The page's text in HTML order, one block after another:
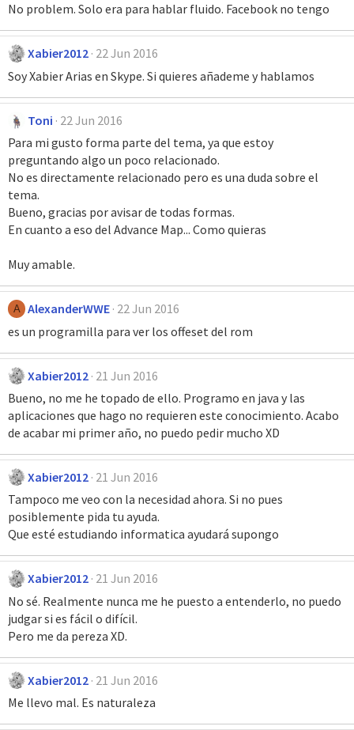
No problem. Solo era para hablar fluido. Facebook no tengo
Xabier2012 22 Jun 2016
Soy Xabier Arias en Skype. Si quieres añademe y hablamos
Toni 22 Jun 2016
Para mi gusto forma parte del tema, ya que estoy
preguntando algo un poco relacionado.
No es directamente relacionado pero es una duda sobre el
tema.
Bueno, gracias por avisar de todas formas.
En cuanto a eso del Advance Map... Como quieras
Muy amable.
A AlexanderWWE 22 Jun 2016
es un programilla para ver los offeset del rom
Xabier2012 21 Jun 2016
Bueno, no me he topado de ello. Programo en java y las
aplicaciones que hago no requieren este conocimiento. Acabo
de acabar mi primer año, no puedo pedir mucho XD
Xabier2012 21 Jun 2016
Tampoco me veo con la necesidad ahora. Si no pues
posiblemente pida tu ayuda.
Que esté estudiando informatica ayudará supongo
Xabier2012 21 Jun 2016
No sé. Realmente nunca me he puesto a entenderlo, no puedo
judgar si es fácil o difícil.
Pero me da pereza XD.
Xabier2012 21 Jun 2016
Me llevo mal. Es naturaleza